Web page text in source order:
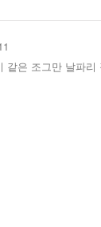
같은 조그만 날파